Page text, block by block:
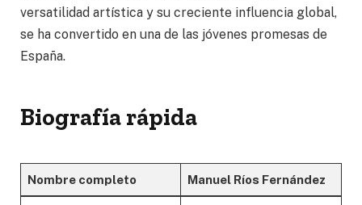
versatilidad artística y su creciente influencia global,
se ha convertido en una de las jóvenes promesas de
España.
Biografía rápida
Nombre completo Manuel Ríos Fernández